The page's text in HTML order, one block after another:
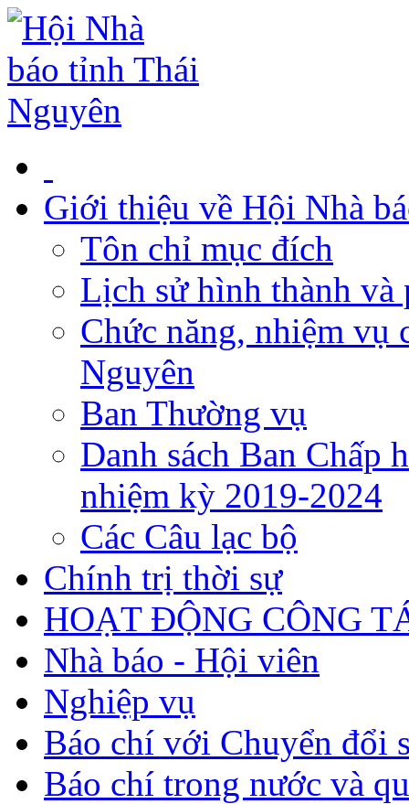
Giới thiệu về Hội Nhà
Tôn chỉ mục đích
Lịch sử hình thành và
Chức năng, nhiệm vụ
Nguyên
Ban Thường vụ
Danh sách Ban Chấp
nhiệm kỳ 2019-2024
Các Câu lạc bộ
Chính trị thời sự
HOẠT ĐỘNG CÔNG
Nhà báo - Hội viên
Nghiệp vụ
Báo chí với Chuyển đổi
Báo chí trong nước và